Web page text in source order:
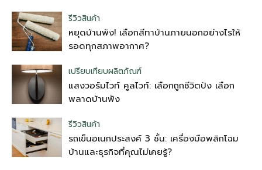
รีวิวสินค้า
หยุดบ้านพัง! เลือกสีทาบ้านภายนอกอย่างไรให้
รอดทุกสภาพอากาศ?
เปรียบเทียบผลิตภัณฑ์
แสงวอร์มไวท์ คูลไวท์: เลือกถูกชีวิตปัง เลือก
พลาดบ้านพัง
รีวิวสินค้า
รถเข็นอเนกประสงค์ 3 ชั้น: เครื่องมือพลิกโฉม
บ้านและธุรกิจที่คุณไม่เคยรู้?